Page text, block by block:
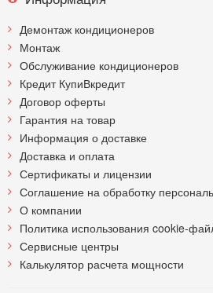
Демонтаж кондиционеров
Монтаж
Обслуживание кондиционеров
Кредит КупиВкредит
Договор оферты
Гарантия на товар
Информация о доставке
Доставка и оплата
Сертификаты и лицензии
Соглашение на обработку
О компании
Политика использования cookie-
Сервисные центры
Калькулятор расчета мощности